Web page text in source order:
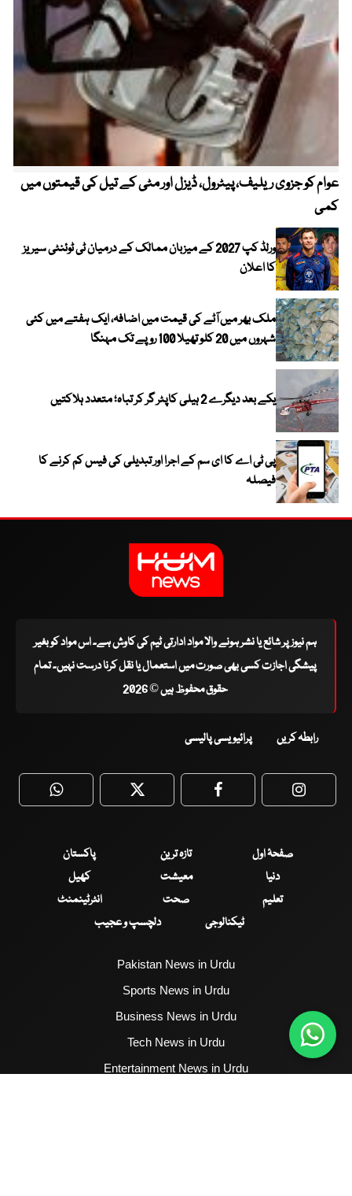
عوام کو جزوی ریلیف، پیٹرول، ڈیزل اور مٹی کے تیل کی قیمتوں میں
کمی
ورلڈ کپ 2027 کے میزبان ممالک کے درمیان ٹی ٹوئنٹی سیریز
کا اعلان
ملک بھر میں آٹے کی قیمت میں اضافہ، ایک ہفتے میں کئی
شہروں میں 20 کلو تھیلا 100 روپے تک مہنگا
یکے بعد دیگرے 2 ہیلی کاپٹر گر کر تباہ؛ متعدد ہلاکتیں
پی ٹی اے کا ای سم کے اجرا اور تبدیلی کی فیس کم کرنے کا
فیصلہ
ہم نیوز پر شائع یا نشر ہونے والا مواد ادارتی ٹیم کی کاوش ہے۔ اس مواد کو بغیر
پیشگی اجازت کسی بھی صورت میں استعمال یا نقل کرنا درست نہیں۔ تمام
حقوق محفوظ ہیں © 2026
رابطہ کریں پرائیویسی پالیسی
WhatsApp Twitter Facebook
صفحۂ اول تازہ ترین
پاکستان
دنیا
معیشت
کھیل
تعلیم
صحت
انٹرٹینمنٹ
ٹیکنالوجی
دلچسپ و عجیب
Pakistan News in Urdu
Sports News in Urdu
Business News in Urdu
Tech News in Urdu
Entertainment News in Urdu